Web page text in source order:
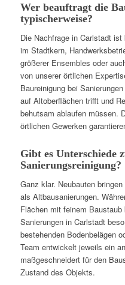
Wer beauftragt die
typischerweise?
Die Nachfrage in Carlstadt
im Stadtkern,
größerer Ensembles oder
von unserer örtlichen
Baureinigung bei
auf Altoberflächen trifft und
behutsam ablaufen müssen.
örtlichen Gewerken
Gibt es Unterschiede
Sanierungsreinigung?
Ganz klar. Neubauten
als Altbausanierungen.
Flächen mit feinem
Sanierungen in Carlstadt
bestehenden Bodenbelägen
Team entwickelt jeweils ein
maßgeschneidert für den
Zustand des Objekts.